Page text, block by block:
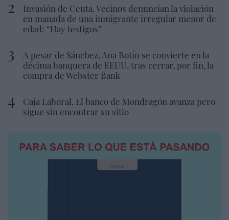
Invasión de Ceuta. Vecinos denuncian la violación
en manada de una inmigrante irregular menor de
edad: “Hay testigos”
A pesar de Sánchez, Ana Botín se convierte en la
décima banquera de EEUU, tras cerrar, por fin, la
compra de Webster Bank
Caja Laboral. El banco de Mondragón avanza pero
sigue sin encontrar su sitio